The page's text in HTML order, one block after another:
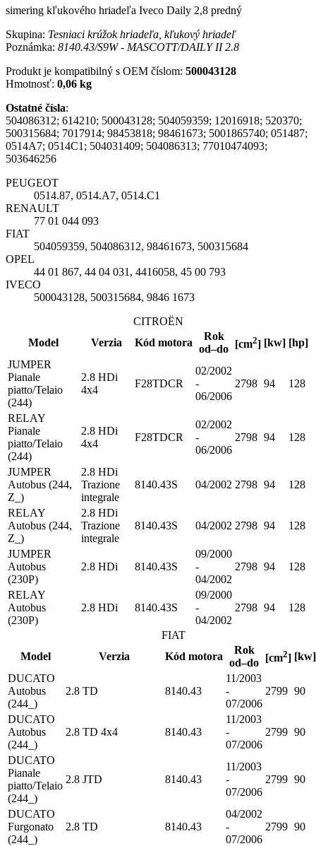
simering kľukového hriadeľa Iveco Daily 2,8 predný
Skupina: Tesniaci krúžok hriadeľa, kľukový hriadeľ
Poznámka: 8140.43/S9W - MASCOTT/DAILY II 2.8
Produkt je kompatibilný s OEM číslom: 500043128
Hmotnosť: 0,06 kg
Ostatné čísla:
504086312; 614210; 500043128; 504059359; 12016918; 520370;
500315684; 7017914; 98453818; 98461673; 5001865740; 051487;
0514A7; 0514C1; 504031409; 504086313; 77010474093;
503646256
PEUGEOT
0514.87, 0514.A7, 0514.C1
RENAULT
77 01 044 093
FIAT
504059359, 504086312, 98461673, 500315684
OPEL
44 01 867, 44 04 031, 4416058, 45 00 793
IVECO
500043128, 500315684, 9846 1673
CITROËN
Model
Verzia Kód motora
Rok
od–do [cm2] [kw] [hp]
JUMPER
Pianale
piatto/Telaio
(244)
2.8 HDi
4x4
F28TDCR
02/2002
-
06/2006
2798 94 128
RELAY
Pianale
piatto/Telaio
(244)
2.8 HDi
4x4
F28TDCR
02/2002
-
06/2006
2798 94 128
JUMPER
Autobus (244,
Z_)
2.8 HDi
Trazione
integrale
8140.43S 04/2002 2798 94 128
RELAY
Autobus (244,
Z_)
2.8 HDi
Trazione
integrale
8140.43S 04/2002 2798 94 128
JUMPER
Autobus
(230P)
2.8 HDi 8140.43S
09/2000
-
04/2002
2798 94 128
RELAY
Autobus
(230P)
2.8 HDi 8140.43S
09/2000
-
04/2002
2798 94 128
FIAT
Model
Verzia Kód motora
Rok
od–do [cm2] [kw]
DUCATO
Autobus
(244_)
2.8 TD 8140.43
11/2003
-
07/2006
2799 90
DUCATO
Autobus
(244_)
2.8 TD 4x4 8140.43
11/2003
-
07/2006
2799 90
DUCATO
Pianale
piatto/Telaio
(244_)
2.8 JTD 8140.43
11/2003
-
07/2006
2799 90
DUCATO
Furgonato
(244_)
2.8 TD 8140.43
04/2002
-
07/2006
2799 90